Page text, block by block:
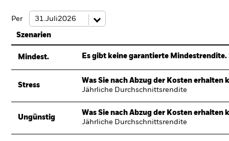
Per
Szenarien
Mindest. Es gibt keine garantierte
Stress
Was Sie nach Abzug der Kosten erhalten
Jährliche Durchschnittsrendite
Ungünstig
Was Sie nach Abzug der Kosten erhalten
Jährliche Durchschnittsrendite